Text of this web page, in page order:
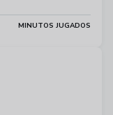
MINUTOS JUGADOS